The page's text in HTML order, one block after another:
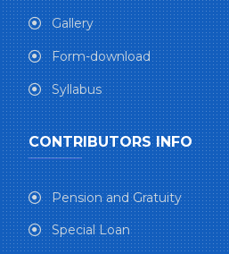
Gallery
Form-download
Syllabus
CONTRIBUTORS INFO
Pension and Gratuity
Special Loan